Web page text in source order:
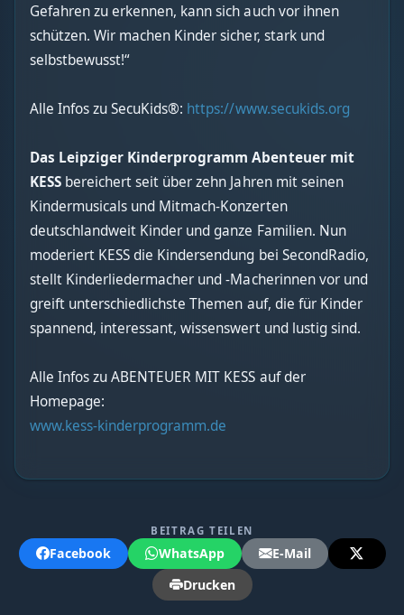
Gefahren zu erkennen, kann sich auch vor ihnen
schützen. Wir machen Kinder sicher, stark und
selbstbewusst!“
Alle Infos zu SecuKids®: https://www.secukids.org
Das Leipziger Kinderprogramm Abenteuer mit
KESS bereichert seit über zehn Jahren mit seinen
Kindermusicals und Mitmach-Konzerten
deutschlandweit Kinder und ganze Familien. Nun
moderiert KESS die Kindersendung bei SecondRadio,
stellt Kinderliedermacher und -Macherinnen vor und
greift unterschiedlichste Themen auf, die für Kinder
spannend, interessant, wissenswert und lustig sind.
Alle Infos zu ABENTEUER MIT KESS auf der
Homepage:
www.kess-kinderprogramm.de
BEITRAG TEILEN
Facebook WhatsApp
E-Mail
Drucken